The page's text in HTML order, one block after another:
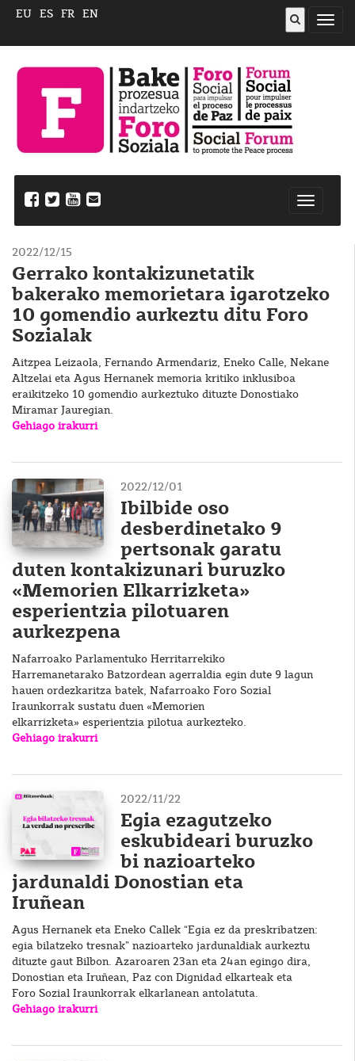
ireki
EU ES FR EN
2022/12/15
Gerrako kontakizunetatik
bakerako memorietara igarotzeko
10 gomendio aurkeztu ditu Foro
Sozialak
Aitzpea Leizaola, Fernando Armendariz, Eneko Calle, Nekane
Altzelai eta Agus Hernanek memoria kritiko inklusiboa
eraikitzeko 10 gomendio aurkeztuko dituzte Donostiako
Miramar Jauregian.
Gehiago irakurri
2022/12/01
Ibilbide oso
desberdinetako 9
pertsonak garatu
duten kontakizunari buruzko
«Memorien Elkarrizketa»
esperientzia pilotuaren
aurkezpena
Nafarroako Parlamentuko Herritarrekiko
Harremanetarako Batzordean agerraldia egin dute 9 lagun
hauen ordezkaritza batek, Nafarroako Foro Sozial
Iraunkorrak sustatu duen «Memorien
elkarrizketa» esperientzia pilotua aurkezteko.
Gehiago irakurri
2022/11/22
Egia ezagutzeko
eskubideari buruzko
bi nazioarteko
jardunaldi Donostian eta
Iruñean
Agus Hernanek eta Eneko Callek “Egia ez da preskribatzen:
egia bilatzeko tresnak” nazioarteko jardunaldiak aurkeztu
dituzte gaut Bilbon. Azaroaren 23an eta 24an egingo dira,
Donostian eta Iruñean, Paz con Dignidad elkarteak eta
Foro Sozial Iraunkorrak elkarlanean antolatuta.
Gehiago irakurri